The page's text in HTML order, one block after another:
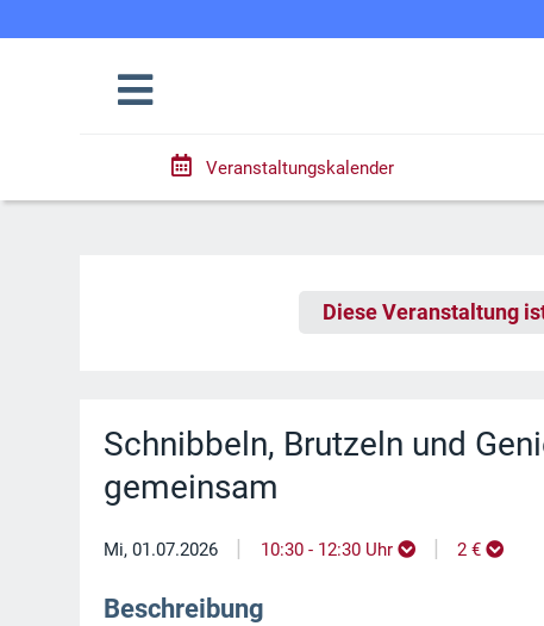
Veranstaltungskalender
Diese Veranstaltung
Schnibbeln, Brutzeln und
gemeinsam
Mi, 01.07.2026 | 10:30 - 12:30 Uhr | 2 €
Beschreibung